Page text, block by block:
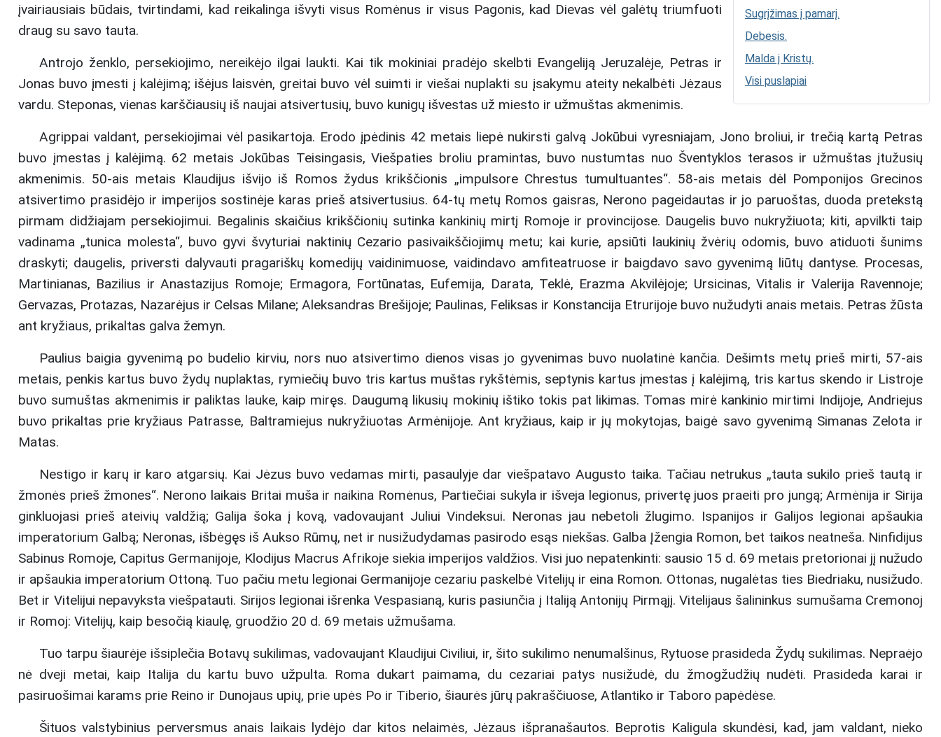
Sugrįžimas į pamarį.
Debesis.
Malda į Kristų.
Visi puslapiai
įvairiausiais būdais, tvirtindami, kad reikalinga išvyti visus Romėnus ir visus Pagonis, kad Dievas vėl galėtų triumfuoti
draug su savo tauta.
Antrojo ženklo, persekiojimo, nereikėjo ilgai laukti. Kai tik mokiniai pradėjo skelbti Evangeliją Jeruzalėje, Petras ir
Jonas buvo įmesti į kalėjimą; išėjus laisvėn, greitai buvo vėl suimti ir viešai nuplakti su įsakymu ateity nekalbėti Jėzaus
vardu. Steponas, vienas karščiausių iš naujai atsivertusių, buvo kunigų išvestas už miesto ir užmuštas akmenimis.
Agrippai valdant, persekiojimai vėl pasikartoja. Erodo įpėdinis 42 metais liepė nukirsti galvą Jokūbui vyresniajam, Jono broliui, ir trečią kartą Petras
buvo įmestas į kalėjimą. 62 metais Jokūbas Teisingasis, Viešpaties broliu pramintas, buvo nustumtas nuo Šventyklos terasos ir užmuštas įtužusių
akmenimis. 50-ais metais Klaudijus išvijo iš Romos žydus krikščionis „impulsore Chrestus tumultuantes“. 58-ais metais dėl Pomponijos Grecinos
atsivertimo prasidėjo ir imperijos sostinėje karas prieš atsivertusius. 64-tų metų Romos gaisras, Nerono pageidautas ir jo paruoštas, duoda pretekstą
pirmam didžiajam persekiojimui. Begalinis skaičius krikščionių sutinka kankinių mirtį Romoje ir provincijose. Daugelis buvo nukryžiuota; kiti, apvilkti taip
vadinama „tunica molesta“, buvo gyvi švyturiai naktinių Cezario pasivaikščiojimų metu; kai kurie, apsiūti laukinių žvėrių odomis, buvo atiduoti šunims
draskyti; daugelis, priversti dalyvauti pragariškų komedijų vaidinimuose, vaidindavo amfiteatruose ir baigdavo savo gyvenimą liūtų dantyse. Procesas,
Martinianas, Bazilius ir Anastazijus Romoje; Ermagora, Fortūnatas, Eufemija, Darata, Teklė, Erazma Akvilėjoje; Ursicinas, Vitalis ir Valerija Ravennoje;
Gervazas, Protazas, Nazarėjus ir Celsas Milane; Aleksandras Brešijoje; Paulinas, Feliksas ir Konstancija Etrurijoje buvo nužudyti anais metais. Petras žūsta
ant kryžiaus, prikaltas galva žemyn.
Paulius baigia gyvenimą po budelio kirviu, nors nuo atsivertimo dienos visas jo gyvenimas buvo nuolatinė kančia. Dešimts metų prieš mirti, 57-ais
metais, penkis kartus buvo žydų nuplaktas, rymiečių buvo tris kartus muštas rykštėmis, septynis kartus įmestas į kalėjimą, tris kartus skendo ir Listroje
buvo sumuštas akmenimis ir paliktas lauke, kaip miręs. Daugumą likusių mokinių ištiko tokis pat likimas. Tomas mirė kankinio mirtimi Indijoje, Andriejus
buvo prikaltas prie kryžiaus Patrasse, Baltramiejus nukryžiuotas Armėnijoje. Ant kryžiaus, kaip ir jų mokytojas, baigė savo gyvenimą Simanas Zelota ir
Matas.
Nestigo ir karų ir karo atgarsių. Kai Jėzus buvo vedamas mirti, pasaulyje dar viešpatavo Augusto taika. Tačiau netrukus „tauta sukilo prieš tautą ir
žmonės prieš žmones“. Nerono laikais Britai muša ir naikina Romėnus, Partiečiai sukyla ir išveja legionus, privertę juos praeiti pro jungą; Armėnija ir Sirija
ginkluojasi prieš ateivių valdžią; Galija šoka į kovą, vadovaujant Juliui Vindeksui. Neronas jau nebetoli žlugimo. Ispanijos ir Galijos legionai apšaukia
imperatorium Galbą; Neronas, išbėgęs iš Aukso Rūmų, net ir nusižudydamas pasirodo esąs niekšas. Galba Įžengia Romon, bet taikos neatneša. Ninfidijus
Sabinus Romoje, Capitus Germanijoje, Klodijus Macrus Afrikoje siekia imperijos valdžios. Visi juo nepatenkinti: sausio 15 d. 69 metais pretorionai jį nužudo
ir apšaukia imperatorium Ottoną. Tuo pačiu metu legionai Germanijoje cezariu paskelbė Vitelijų ir eina Romon. Ottonas, nugalėtas ties Biedriaku, nusižudo.
Bet ir Vitelijui nepavyksta viešpatauti. Sirijos legionai išrenka Vespasianą, kuris pasiunčia į Italiją Antonijų Pirmąjį. Vitelijaus šalininkus sumušama Cremonoj
ir Romoj: Vitelijų, kaip besočią kiaulę, gruodžio 20 d. 69 metais užmušama.
Tuo tarpu šiaurėje išsiplečia Botavų sukilimas, vadovaujant Klaudijui Civiliui, ir, šito sukilimo nenumalšinus, Rytuose prasideda Žydų sukilimas. Nepraėjo
nė dveji metai, kaip Italija du kartu buvo užpulta. Roma dukart paimama, du cezariai patys nusižudė, du žmogžudžių nudėti. Prasideda karai ir
pasiruošimai karams prie Reino ir Dunojaus upių, prie upės Po ir Tiberio, šiaurės jūrų pakraščiuose, Atlantiko ir Taboro papėdėse.
Šituos valstybinius perversmus anais laikais lydėjo dar kitos nelaimės, Jėzaus išpranašautos. Beprotis Kaligula skundėsi, kad, jam valdant, nieko